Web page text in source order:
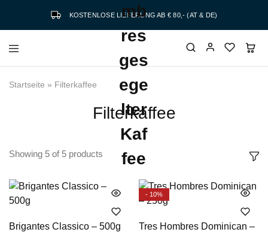
KOSTENLOSE LIEFERUNG AB € 80,- (AT & DE)
Startseite » Filterkaffee
Filterkaffee
Showing 5 of 5 products
Brigantes Classico – 500g
- 10%
Tres Hombres Dominican –